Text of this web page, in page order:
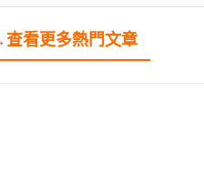
看更多熱門文章